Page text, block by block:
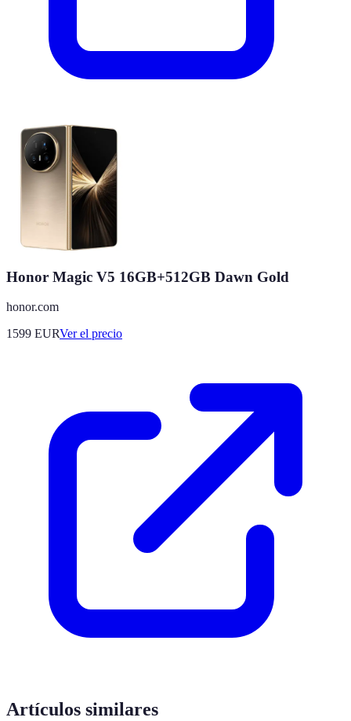
Honor Magic V5 16GB+512GB Dawn Gold
honor.com
1599 EURVer el precio
Artículos similares